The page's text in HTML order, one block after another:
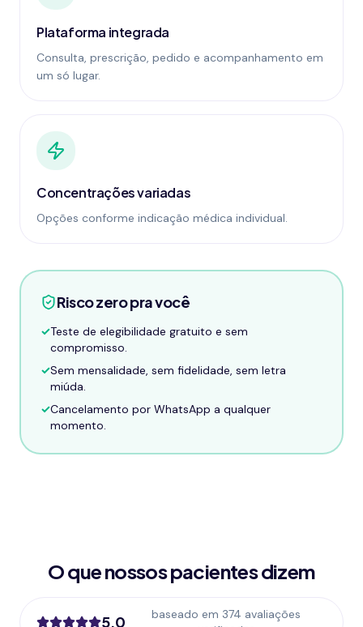
Plataforma integrada
Consulta, prescrição, pedido e acompanhamento em
um só lugar.
Concentrações variadas
Opções conforme indicação médica individual.
Risco zero pra você
✓Teste de elegibilidade gratuito e sem
compromisso.
✓Sem mensalidade, sem fidelidade, sem letra
miúda.
✓Cancelamento por WhatsApp a qualquer
momento.
O que nossos pacientes dizem
5,0
baseado em 374 avaliações